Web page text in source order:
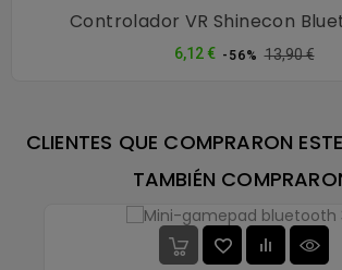
Controlador VR Shinecon
6,12 € Precio
-56% 13,90 €
CLIENTES QUE COMPRARON
TAMBIÉN